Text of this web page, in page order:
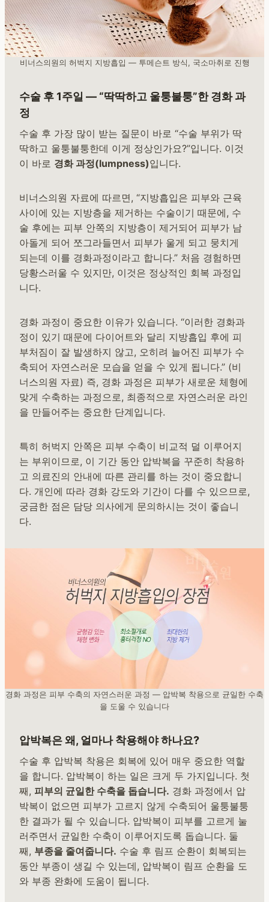
비너스의원의 허벅지 지방흡입 — 투메슨트 방식, 국소마취로 진행
수술 후 1주일 — “딱딱하고 울퉁불퉁”한 경화 과
정
수술 후 가장 많이 받는 질문이 바로 “수술 부위가 딱
딱하고 울퉁불퉁한데 이게 정상인가요?”입니다. 이것
이 바로 경화 과정(lumpness)입니다.
비너스의원 자료에 따르면, “지방흡입은 피부와 근육
사이에 있는 지방층을 제거하는 수술이기 때문에, 수
술 후에는 피부 안쪽의 지방층이 제거되어 피부가 남
아돌게 되어 쪼그라들면서 피부가 울게 되고 뭉치게
되는데 이를 경화과정이라고 합니다.” 처음 경험하면
당황스러울 수 있지만, 이것은 정상적인 회복 과정입
니다.
경화 과정이 중요한 이유가 있습니다. “이러한 경화과
정이 있기 때문에 다이어트와 달리 지방흡입 후에 피
부처짐이 잘 발생하지 않고, 오히려 늘어진 피부가 수
축되어 자연스러운 모습을 얻을 수 있게 됩니다.” (비
너스의원 자료) 즉, 경화 과정은 피부가 새로운 체형에
맞게 수축하는 과정으로, 최종적으로 자연스러운 라인
을 만들어주는 중요한 단계입니다.
특히 허벅지 안쪽은 피부 수축이 비교적 덜 이루어지
는 부위이므로, 이 기간 동안 압박복을 꾸준히 착용하
고 의료진의 안내에 따른 관리를 하는 것이 중요합니
다. 개인에 따라 경화 강도와 기간이 다를 수 있으므로,
궁금한 점은 담당 의사에게 문의하시는 것이 좋습니
다.
경화 과정은 피부 수축의 자연스러운 과정 — 압박복 착용으로 균일한 수축
을 도울 수 있습니다
압박복은 왜, 얼마나 착용해야 하나요?
수술 후 압박복 착용은 회복에 있어 매우 중요한 역할
을 합니다. 압박복이 하는 일은 크게 두 가지입니다. 첫
째, 피부의 균일한 수축을 돕습니다. 경화 과정에서 압
박복이 없으면 피부가 고르지 않게 수축되어 울퉁불퉁
한 결과가 될 수 있습니다. 압박복이 피부를 고르게 눌
러주면서 균일한 수축이 이루어지도록 돕습니다. 둘
째, 부종을 줄여줍니다. 수술 후 림프 순환이 회복되는
동안 부종이 생길 수 있는데, 압박복이 림프 순환을 도
와 부종 완화에 도움이 됩니다.